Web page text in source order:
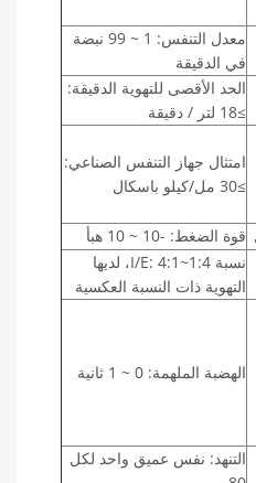
معدل التنفس: 1 ~ 99 نبضة
في الدقيقة
الحد الأقصى للتهوية الدقيقة:
≥18 لتر / دقيقة
امتثال جهاز التنفس الصناعي:
≥30 مل/كيلو باسكال
قوة الضغط: -10 ~ 10 هبأ
نسبة I/E: 4:1~1:4، لديها
التهوية ذات النسبة العكسية
الهضبة الملهمة: 0 ~ 1 ثانية
التنهد: نفس عميق واحد لكل